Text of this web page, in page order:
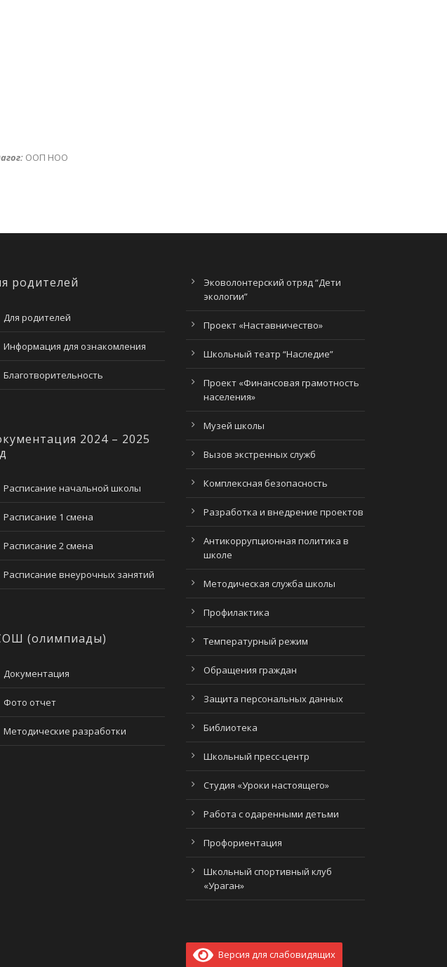
ООП НОО
родителей
Для родителей
Информация для ознакомления
Благотворительность
2024 – 2025
Расписание начальной школы
Расписание 1 смена
Расписание 2 смена
Расписание внеурочных занятий
(олимпиады)
Документация
Фото отчет
Методические разработки
Эковолонтерский отряд “Дети
экологии”
Проект «Наставничество»
Школьный театр “Наследие”
Проект «Финансовая грамотность
населения»
Музей школы
Вызов экстренных служб
Комплексная безопасность
Разработка и внедрение проектов
Антикоррупционная политика в
школе
Методическая служба школы
Профилактика
Температурный режим
Обращения граждан
Защита персональных данных
Библиотека
Школьный пресс-центр
Студия «Уроки настоящего»
Работа с одаренными детьми
Профориентация
Школьный спортивный клуб
«Ураган»
Версия для слабовидящих